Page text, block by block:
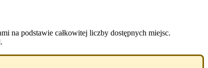
na podstawie całkowitej liczby dostępnych miejsc.